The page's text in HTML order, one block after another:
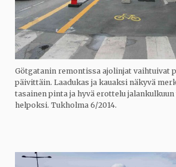
Götgatanin remontissa ajolinjat vaihtuivat
päivittäin. Laadukas ja kauaksi näkyvä
tasainen pinta ja hyvä erottelu
helpoksi. Tukholma 6/2014.